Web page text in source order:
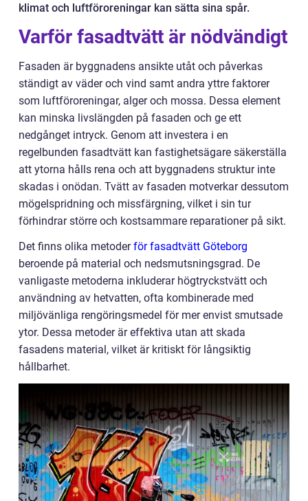
klimat och luftföroreningar kan sätta sina spår.
Varför fasadtvätt är nödvändigt
Fasaden är byggnadens ansikte utåt och påverkas
ständigt av väder och vind samt andra yttre faktorer
som luftföroreningar, alger och mossa. Dessa element
kan minska livslängden på fasaden och ge ett
nedgånget intryck. Genom att investera i en
regelbunden fasadtvätt kan fastighetsägare säkerställa
att ytorna hålls rena och att byggnadens struktur inte
skadas i onödan. Tvätt av fasaden motverkar dessutom
mögelspridning och missfärgning, vilket i sin tur
förhindrar större och kostsammare reparationer på sikt.
Det finns olika metoderför fasadtvätt Göteborg
beroende på material och nedsmutsningsgrad. De
vanligaste metoderna inkluderar högtryckstvätt och
användning av hetvatten, ofta kombinerade med
miljövänliga rengöringsmedel för mer envist smutsade
ytor. Dessa metoder är effektiva utan att skada
fasadens material, vilket är kritiskt för långsiktig
hållbarhet.